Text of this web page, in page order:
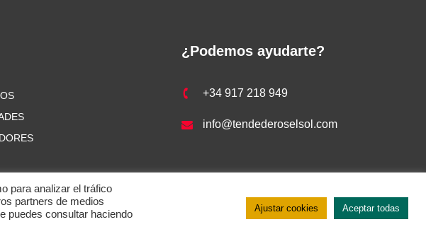
¿Podemos ayudarte?
+34 917 218 949
info@tendederoselsol.com
privacidad
para analizar el tráfico
partners de medios
puedes consultar haciendo
Ajustar cookies Aceptar todas